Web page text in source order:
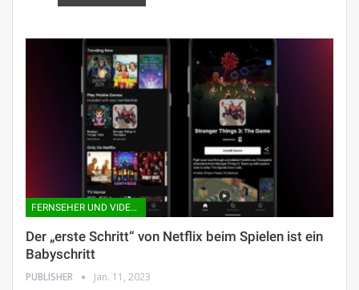
FERNSEHER UND VIDEOKONSOLEN
Der „erste Schritt“ von Netflix beim Spielen ist ein
Babyschritt
PUBLISHER Jan. 11, 2023